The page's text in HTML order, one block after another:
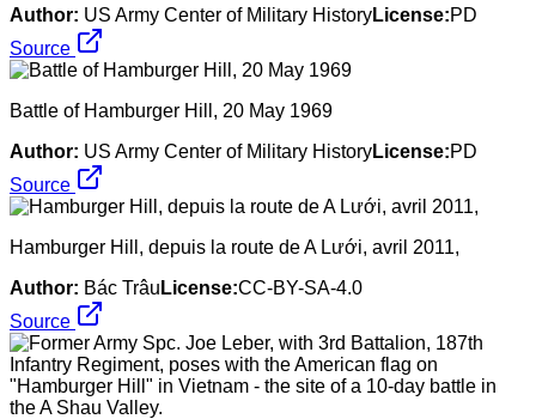
Author: US Army Center of Military HistoryLicense:PD
Source
Battle of Hamburger Hill, 20 May 1969
Author: US Army Center of Military HistoryLicense:PD
Source
Hamburger Hill, depuis la route de A Lưới, avril 2011,
Author: Bác Trâu License:CC-BY-SA-4.0
Source